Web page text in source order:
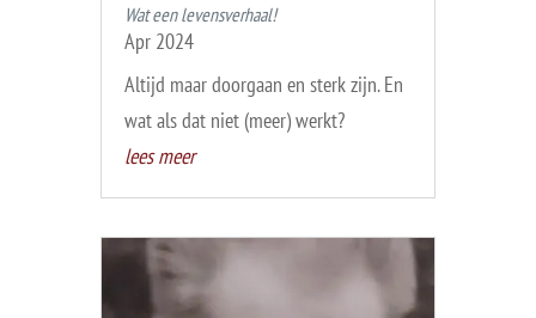
Wat een levensverhaal!
Apr 2024
Altijd maar doorgaan en sterk zijn. En
wat als dat niet (meer) werkt?
lees meer